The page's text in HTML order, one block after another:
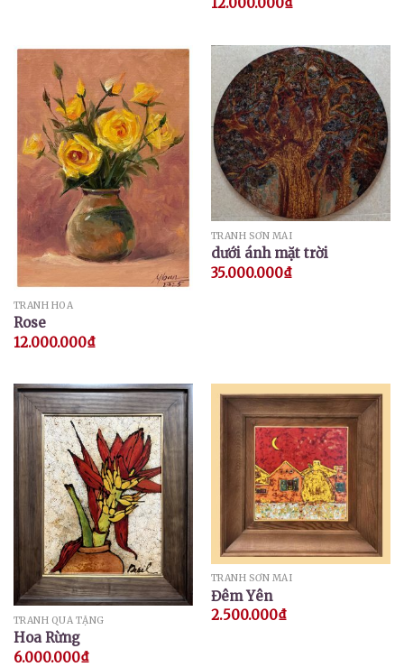
TRANH HOA
Rose
12.000.000₫
TRANH SƠN MÀI
dưới ánh mặt trời
35.000.000₫
TRANH QUÀ TẶNG
Hoa Rừng
6.000.000₫
TRANH SƠN MÀI
Đêm Yên
2.500.000₫